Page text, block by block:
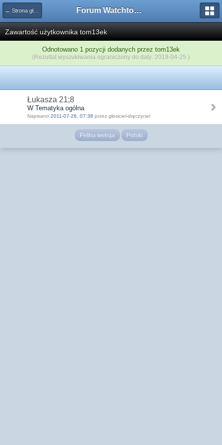
← Strona główna Forum Watchtower
Zawartość użytkownika tom13ek
Odnotowano 1 pozycji dodanych przez tom13ek
(Rezultat wyszukiwania ograniczony do daty: 2019-04-25 )
Łukasza 21;8
W Tematyka ogólna
Napisano 2011-07-26, 07:38 przez głosiciel-dręczyciel
Pełna wersja Polski